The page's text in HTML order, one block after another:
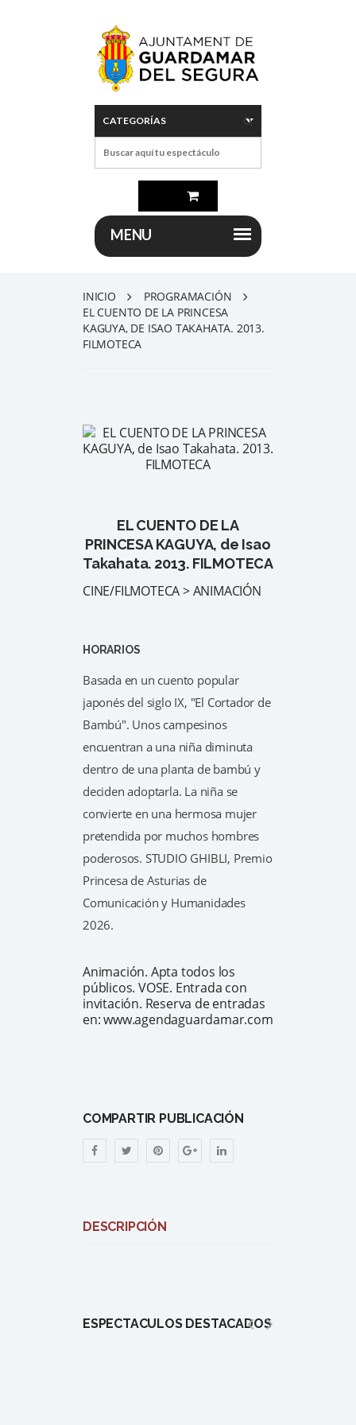
INICIO
PROGRAMACIÓN
EL CUENTO DE LA PRINCESA
KAGUYA, DE ISAO TAKAHATA. 2013.
FILMOTECA
EL CUENTO DE LA
PRINCESA KAGUYA, de Isao
Takahata. 2013. FILMOTECA
CINE/FILMOTECA > ANIMACIÓN
HORARIOS
Basada en un cuento popular
japonés del siglo IX, "El Cortador de
Bambú". Unos campesinos
encuentran a una niña diminuta
dentro de una planta de bambú y
deciden adoptarla. La niña se
convierte en una hermosa mujer
pretendida por muchos hombres
poderosos. STUDIO GHIBLI, Premio
Princesa de Asturias de
Comunicación y Humanidades
2026.
Animación. Apta todos los
públicos. VOSE. Entrada con
invitación. Reserva de entradas
en: www.agendaguardamar.com
COMPARTIR PUBLICACIÓN
DESCRIPCIÓN
ESPECTÁCULOS DESTACADOS